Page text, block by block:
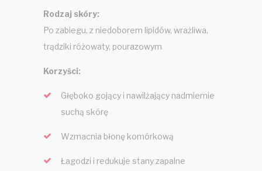
Rodzaj skóry:
Po zabiegu, z niedoborem lipidów, wrażliwa,
trądziki różowaty, pourazowym
Korzyści:
Głęboko gojący i nawilżający nadmiernie
suchą skórę
Wzmacnia błonę komórkową
Łagodzi i redukuje stany zapalne